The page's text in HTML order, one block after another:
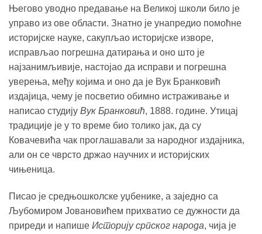
Његово уводно предавање на Великој школи било је
управо из ове области. Знатно је унапредио помоћне
историјске науке, сакупљао историјске изворе,
исправљао погрешна датирања и оно што је
најзанимљивије, настојао да исправи и погрешна
уверења, међу којима и оно да је Вук Бранковић
издајица, чему је посветио обимно истраживање и
написао студију Вук Бранковић, 1888. године. Утицај
традиције је у то време био толико јак, да су
Ковачевића чак проглашавали за народног издајника,
али он се чврсто држао научних и историјских
чињеница.
Писао је средњошколске уџбенике, а заједно са
Љубомиром Јовановићем прихватио се дужности да
приреди и напише Историју српског народа, чија је